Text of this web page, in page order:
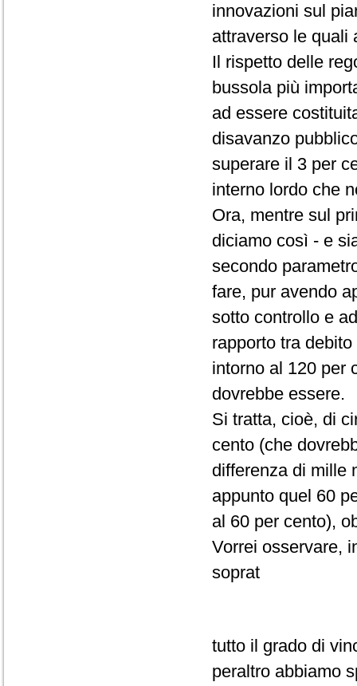
innovazioni sul
attraverso le quali
Il rispetto delle
bussola più
ad essere
disavanzo
superare il 3 per
interno lordo che
Ora, mentre sul
diciamo così - e
secondo
fare, pur avendo
sotto controllo e
rapporto tra
intorno al 120 per
dovrebbe essere.
Si tratta, cioè, di
cento (che
differenza di mille
appunto quel 60
al 60 per cento),
Vorrei osservare,
soprat
tutto il grado di
peraltro abbiamo